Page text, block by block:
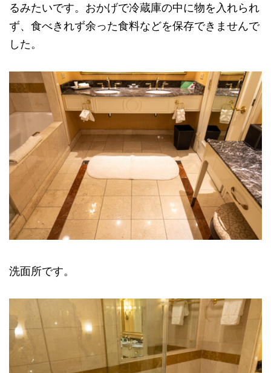
るみたいです。おかげで冷蔵庫の中に物を入れられ
ず、食べきれず余った食料などを保存できませんで
した。
洗面所です。